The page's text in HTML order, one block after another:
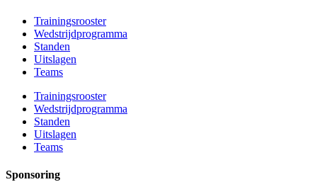
Trainingsrooster
Wedstrijdprogramma
Standen
Uitslagen
Teams
Trainingsrooster
Wedstrijdprogramma
Standen
Uitslagen
Teams
Sponsoring